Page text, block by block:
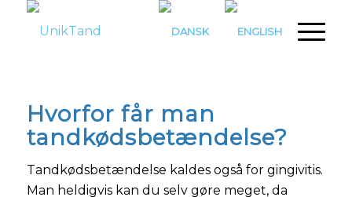
Hvorfor får man
tandkødsbetændelse?
Tandkødsbetændelse kaldes også for gingivitis.
Man heldigvis kan du selv gøre meget, da